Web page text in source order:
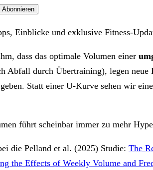
Abonnieren
Einblicke und exklusive Fitness-
dass das optimale Volumen einer
Abfall durch Übertraining), legen neue
Statt einer U-Kurve sehen wir
führt scheinbar immer zu mehr
die Pelland et al. (2025) Studie: The
the Effects of Weekly Volume and